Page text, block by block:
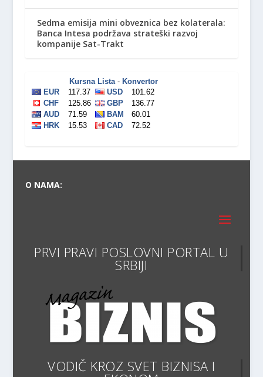
Sedma emisija mini obveznica bez kolaterala:
Banca Intesa podržava strateški razvoj
kompanije Sat-Trakt
O NAMA:
PRVI PRAVI POSLOVNI PORTAL
VODIČ KROZ SVET BIZNISA I